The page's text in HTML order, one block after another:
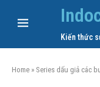
Kiến thức
Home » Series dấu giả các